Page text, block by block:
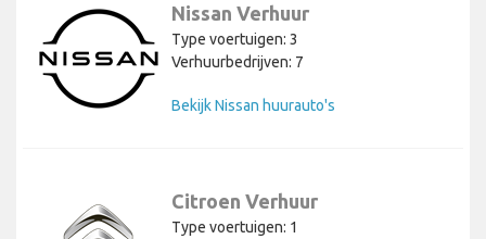
Nissan Verhuur
Type voertuigen: 3
Verhuurbedrijven: 7
Bekijk Nissan huurauto's
Citroen Verhuur
Type voertuigen: 1